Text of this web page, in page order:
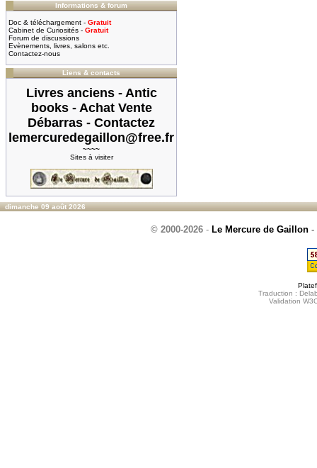
Informations & forum
Doc & téléchargement - Gratuit
Cabinet de Curiosités - Gratuit
Forum de discussions
Evènements, livres, salons etc.
Contactez-nous
Liens & contacts
Livres anciens - Antic
books - Achat Vente
Débarras - Contactez
lemercuredegaillon@free.fr
~~~~
Sites à visiter
dimanche 09 août 2026
© 2000-2026 - Le Mercure de Gaillon -
Traduction :
Validation